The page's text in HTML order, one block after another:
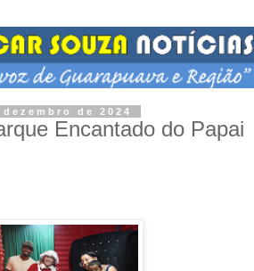
de 2024
Encantado do Papai